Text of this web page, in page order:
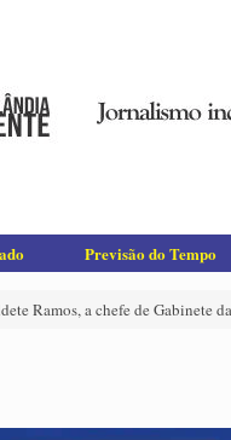
Previsão do Tempo
Ramos, a chefe de Gabinete